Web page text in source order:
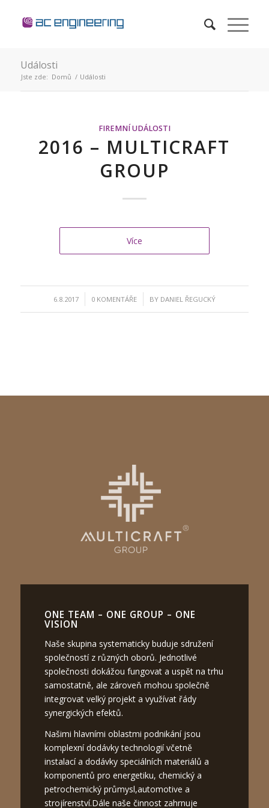
Události
Jste zde: Domů / Události
FIREMNÍ UDÁLOSTI
2016 – MULTICRAFT
GROUP
Více
6.8.2017 0 KOMENTÁŘE
/ BY DANIEL ŘEGUCKÝ
ONE TEAM – ONE GROUP – ONE
VISION
Naše skupina systematicky buduje sdružení
společností z různých oborů. Jednotlivé
společnosti dokážou fungovat a uspět na trhu
samostatně, ale zároveň mohou společně
integrovat velký projekt a využívat řády
synergických efektů.
Našimi hlavními oblastmi podnikání jsou
komplexní dodávky technologií včetně
instalací a dodávky speciálních materiálů a
komponentů pro energetiku, chemický a
petrochemický průmysl,automotive a
strojírenství.Dále naše činnost zahrnuje